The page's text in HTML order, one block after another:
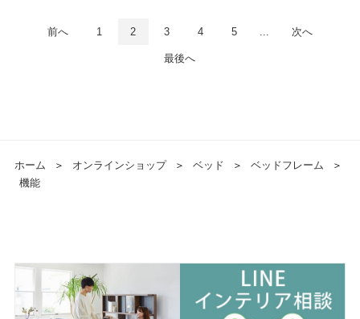
前へ 1 2 3 4 5 次へ
最後へ
ホーム ＞ オンラインショップ ＞ ベッド ＞ ベッドフレーム
＞
機能